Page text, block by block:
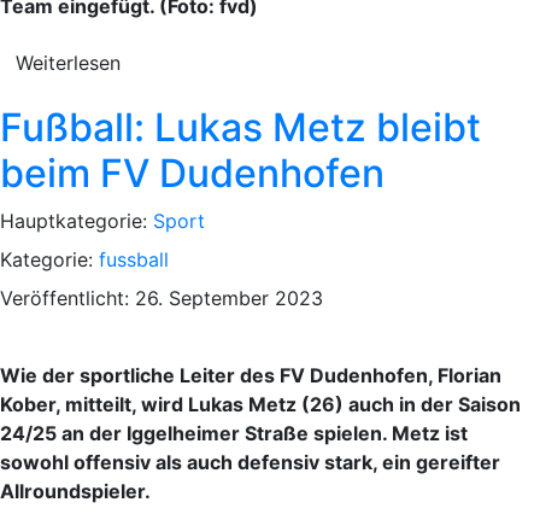
Team eingefügt. (Foto: fvd)
Weiterlesen
Fußball: Lukas Metz bleibt
beim FV Dudenhofen
Hauptkategorie: Sport
Kategorie: fussball
Veröffentlicht: 26. September 2023
Wie der sportliche Leiter des FV Dudenhofen, Florian
Kober, mitteilt, wird Lukas Metz (26) auch in der Saison
24/25 an der Iggelheimer Straße spielen. Metz ist
sowohl offensiv als auch defensiv stark, ein gereifter
Allroundspieler.